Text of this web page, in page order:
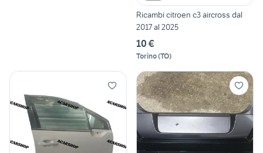
Ricambi citroen c3 aircross dal
2017 al 2025
10 €
Torino(TO)